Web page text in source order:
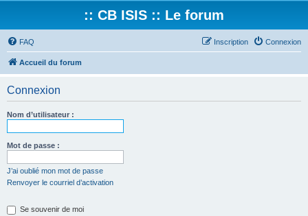
:: CB ISIS :: Le forum
FAQ Connexion
Inscription
Accueil du forum
Connexion
Nom d’utilisateur :
Mot de passe :
J’ai oublié mon mot de passe
Renvoyer le courriel d’activation
Se souvenir de moi